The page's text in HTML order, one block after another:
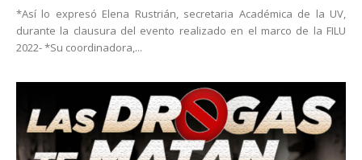
*Así lo expresó Elena Rustrián, secretaria Académica de la UV,
durante la clausura del evento realizado en el marco de la FILU
2022- *Su coordinadora,...